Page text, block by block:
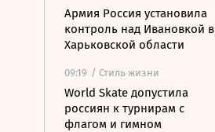
Армия Россия установила
контроль над Ивановкой в
Харьковской области
09:19 / Стиль жизни
World Skate допустила
россиян к турнирам с
флагом и гимном